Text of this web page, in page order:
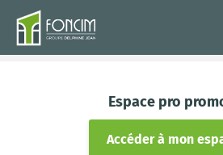
Espace pro
Accéder à mon